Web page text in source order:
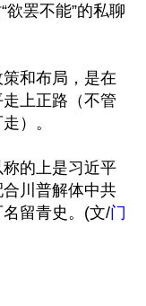
欲罢不能”的私聊
和布局，是在
上正路（不管
）。
的上是习近平
川普解体中共
留青史。(文/门